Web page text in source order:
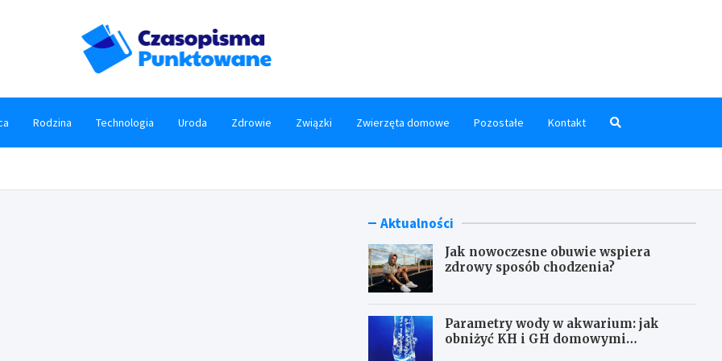
Rodzina Technologia Uroda Zdrowie Związki Zwierzęta domowe Pozostałe Kontakt
Aktualności
Jak nowoczesne obuwie wspiera
zdrowy sposób chodzenia?
Parametry wody w akwarium: jak
obniżyć KH i GH domowymi